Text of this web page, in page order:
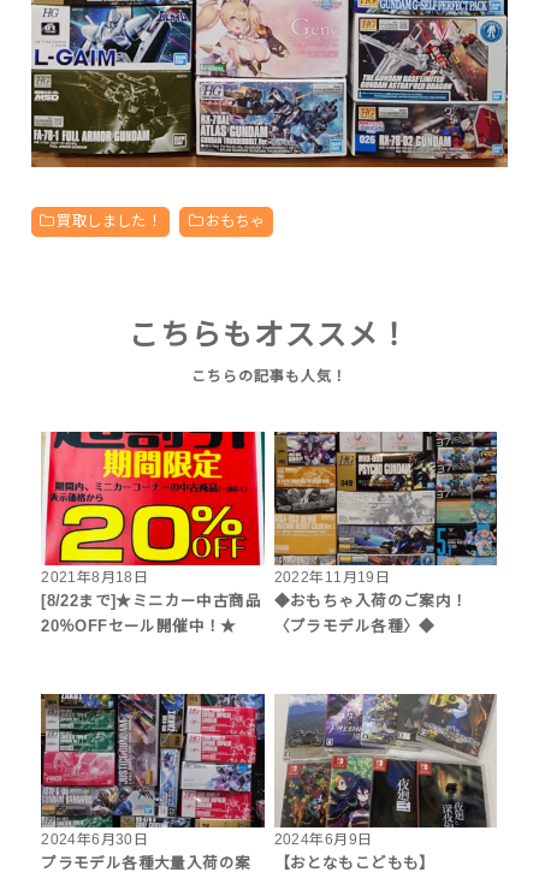
買取しました！ おもちゃ
こちらもオススメ！
2021年8月18日
[8/22まで]★ミニカー中古商品
20％OFFセール開催中！★
2022年11月19日
◆おもちゃ入荷のご案内！
〈プラモデル各種〉◆
2024年6月30日
プラモデル各種大量入荷の案
2024年6月9日
【おとなもこどもも】